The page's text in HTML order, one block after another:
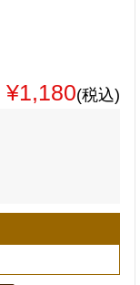
¥1,180(税込)